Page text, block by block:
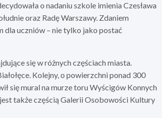
o nadaniu szkole imienia Czesława
oraz Radę Warszawy. Zdaniem
uczniów – nie tylko jako postać
się w różnych częściach miasta.
Kolejny, o powierzchni ponad 300
się mural na murze toru Wyścigów Konnych
jest także częścią Galerii Osobowości Kultury